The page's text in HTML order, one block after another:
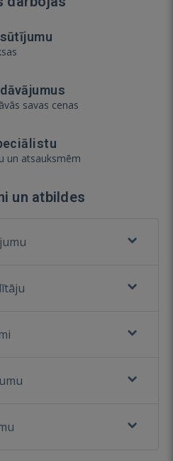
savas cenas
un atsauksmēm
un atbildes